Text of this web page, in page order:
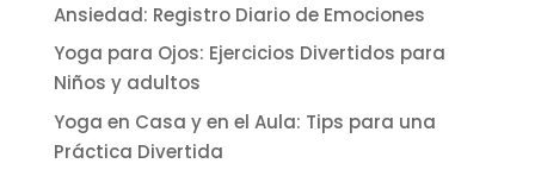
Ansiedad: Registro Diario de Emociones
Yoga para Ojos: Ejercicios Divertidos para
Niños y adultos
Yoga en Casa y en el Aula: Tips para una
Práctica Divertida